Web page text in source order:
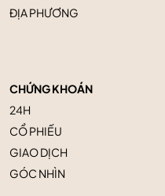
ĐỊA PHƯƠNG
CHỨNG KHOÁN
24H
CỔ PHIẾU
GIAO DỊCH
GÓC NHÌN